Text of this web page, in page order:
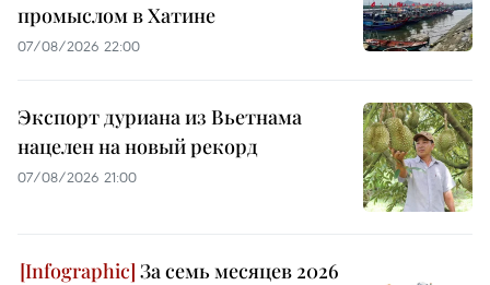
промыслом в Хатине
07/08/2026 22:00
Экспорт дуриана из Вьетнама
нацелен на новый рекорд
07/08/2026 21:00
За семь месяцев 2026